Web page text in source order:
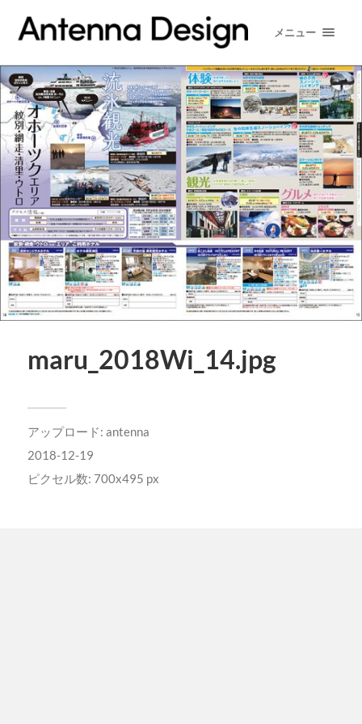
メニュー
maru_2018Wi_14.jpg
アップロード: antenna
2018-12-19
ピクセル数: 700x495 px